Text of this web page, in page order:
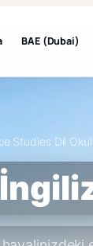
BAE (Dubai)
Studies Dil